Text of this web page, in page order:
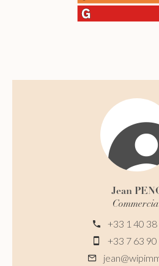
Jean
+33 1 40 38
+33 7 63